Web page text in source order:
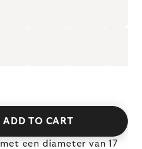
ADD TO CART
met een diameter van 17